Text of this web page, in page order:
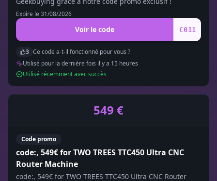
Expire le 31/08/2026
Voir le code C011
3 Ce code a-t-il fonctionné pour vous ?
Utilisé pour la dernière fois il y a 15 heures
Utilisé récemment avec succès
549 €
Code promo
code:, 549€ for TWO TREES TTC450 Ultra CNC
Router Machine
code:, 549€ for TWO TREES TTC450 Ultra CNC Router